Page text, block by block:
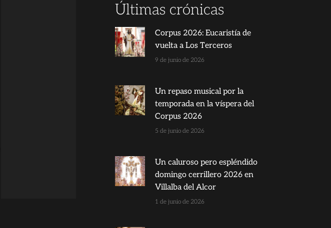
Últimas crónicas
Corpus 2026: Eucaristía de
vuelta a Los Terceros
9 de junio de 2026
Un repaso musical por la
temporada en la víspera del
Corpus 2026
5 de junio de 2026
Un caluroso pero espléndido
domingo cerrillero 2026 en
Villalba del Alcor
1 de junio de 2026